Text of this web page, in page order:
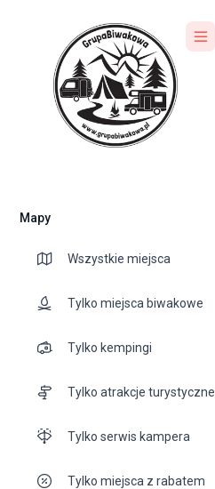
Mapy
Wszystkie miejsca
Tylko miejsca biwakowe
Tylko kempingi
Tylko atrakcje turystyczne
Tylko serwis kampera
Tylko miejsca z rabatem